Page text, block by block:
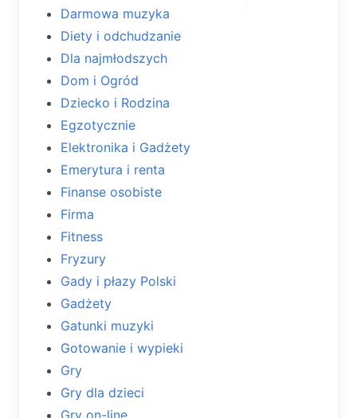
Darmowa muzyka
Diety i odchudzanie
Dla najmłodszych
Dom i Ogród
Dziecko i Rodzina
Egzotycznie
Elektronika i Gadżety
Emerytura i renta
Finanse osobiste
Firma
Fitness
Fryzury
Gady i płazy Polski
Gadżety
Gatunki muzyki
Gotowanie i wypieki
Gry
Gry dla dzieci
Gry on-line